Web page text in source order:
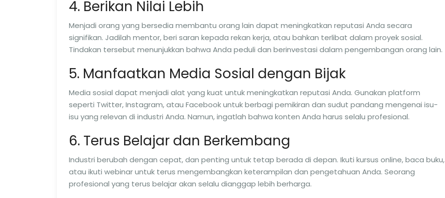
4. Berikan Nilai Lebih
Menjadi orang yang bersedia membantu orang lain dapat meningkatkan reputasi Anda secara
signifikan. Jadilah mentor, beri saran kepada rekan kerja, atau bahkan terlibat dalam proyek sosial.
Tindakan tersebut menunjukkan bahwa Anda peduli dan berinvestasi dalam pengembangan orang lain.
5. Manfaatkan Media Sosial dengan Bijak
Media sosial dapat menjadi alat yang kuat untuk meningkatkan reputasi Anda. Gunakan platform
seperti Twitter, Instagram, atau Facebook untuk berbagi pemikiran dan sudut pandang mengenai isu-
isu yang relevan di industri Anda. Namun, ingatlah bahwa konten Anda harus selalu profesional.
6. Terus Belajar dan Berkembang
Industri berubah dengan cepat, dan penting untuk tetap berada di depan. Ikuti kursus online, baca buku,
atau ikuti webinar untuk terus mengembangkan keterampilan dan pengetahuan Anda. Seorang
profesional yang terus belajar akan selalu dianggap lebih berharga.